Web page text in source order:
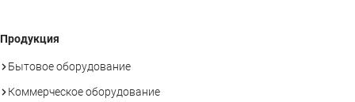
Продукция
Бытовое оборудование
Коммерческое оборудование